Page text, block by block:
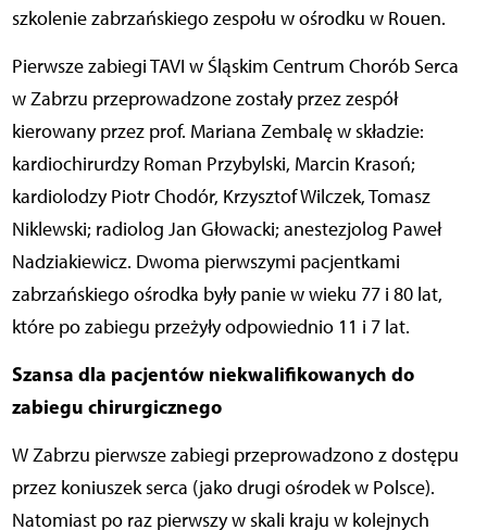
szkolenie zabrzańskiego zespołu w ośrodku w Rouen.
Pierwsze zabiegi TAVI w Śląskim Centrum Chorób Serca
w Zabrzu przeprowadzone zostały przez zespół
kierowany przez prof. Mariana Zembalę w składzie:
kardiochirurdzy Roman Przybylski, Marcin Krasoń;
kardiolodzy Piotr Chodór, Krzysztof Wilczek, Tomasz
Niklewski; radiolog Jan Głowacki; anestezjolog Paweł
Nadziakiewicz. Dwoma pierwszymi pacjentkami
zabrzańskiego ośrodka były panie w wieku 77 i 80 lat,
które po zabiegu przeżyły odpowiednio 11 i 7 lat.
Szansa dla pacjentów niekwalifikowanych do
zabiegu chirurgicznego
W Zabrzu pierwsze zabiegi przeprowadzono z dostępu
przez koniuszek serca (jako drugi ośrodek w Polsce).
Natomiast po raz pierwszy w skali kraju w kolejnych